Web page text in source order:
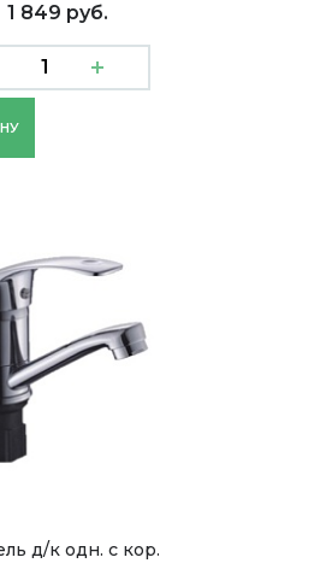
1 849 руб.
д/к одн. с кор.